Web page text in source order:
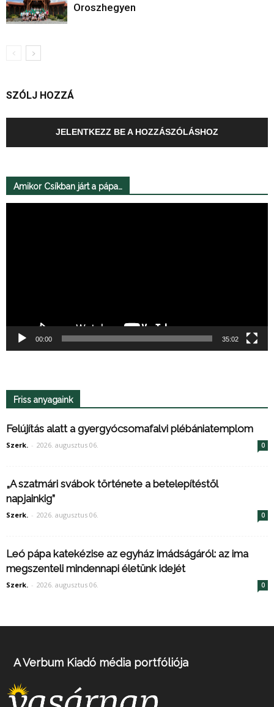
Oroszhegyen
SZÓLJ HOZZÁ
JELENTKEZZ BE A HOZZÁSZÓLÁSHOZ
Amikor Csíkban járt a pápa…
00:00 35:02
Friss anyagaink
Felújítás alatt a gyergyócsomafalvi plébániatemplom
Szerk. - 2026. augusztus 06. 0
„A szatmári svábok története a betelepítéstől
napjainkig”
Szerk. - 2026. augusztus 06. 0
Leó pápa katekézise az egyház imádságáról: az ima
megszenteli mindennapi életünk idejét
Szerk. - 2026. augusztus 06. 0
A Verbum Kiadó média portfóliója